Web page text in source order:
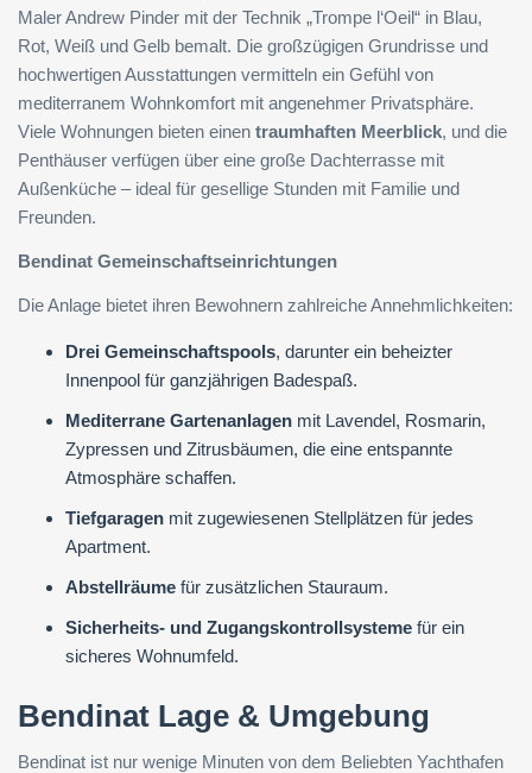
Maler Andrew Pinder mit der Technik „Trompe l‘Oeil“ in Blau,
Rot, Weiß und Gelb bemalt. Die großzügigen Grundrisse und
hochwertigen Ausstattungen vermitteln ein Gefühl von
mediterranem Wohnkomfort mit angenehmer Privatsphäre.
Viele Wohnungen bieten einen traumhaften Meerblick, und die
Penthäuser verfügen über eine große Dachterrasse mit
Außenküche – ideal für gesellige Stunden mit Familie und
Freunden.
Bendinat Gemeinschaftseinrichtungen
Die Anlage bietet ihren Bewohnern zahlreiche Annehmlichkeiten:
Drei Gemeinschaftspools, darunter ein beheizter
Innenpool für ganzjährigen Badespaß.
Mediterrane Gartenanlagen mit Lavendel, Rosmarin,
Zypressen und Zitrusbäumen, die eine entspannte
Atmosphäre schaffen.
Tiefgaragen mit zugewiesenen Stellplätzen für jedes
Apartment.
Abstellräume für zusätzlichen Stauraum.
Sicherheits- und Zugangskontrollsysteme für ein
sicheres Wohnumfeld.
Bendinat Lage & Umgebung
Bendinat ist nur wenige Minuten von dem Beliebten Yachthafen